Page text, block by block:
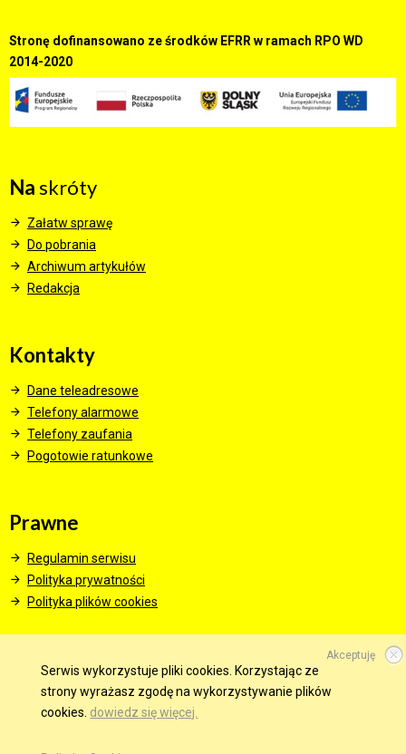
Stronę dofinansowano ze środków EFRR w ramach RPO WD
2014-2020
Naskróty
Załatw sprawę
Do pobrania
Archiwum artykułów
Redakcja
Kontakty
Dane teleadresowe
Telefony alarmowe
Telefony zaufania
Pogotowie ratunkowe
Prawne
Regulamin serwisu
Polityka prywatności
Polityka plików cookies
© 2015 Wszelkie prawa zastrzeżone.
WINDWEB - Strony Internetowe
Akceptuję
Serwis wykorzystuje pliki cookies. Korzystając ze
strony wyrażasz zgodę na wykorzystywanie plików
cookies. dowiedz się więcej.